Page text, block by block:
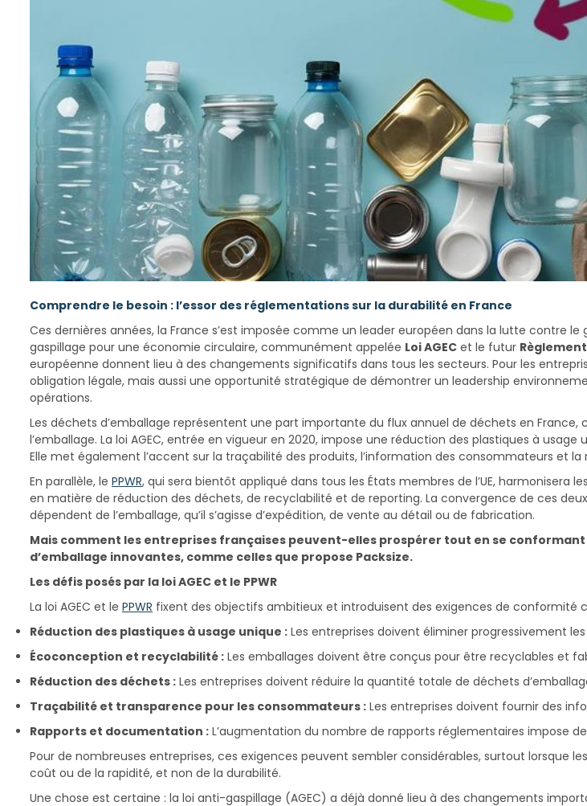
Comprendre le besoin : l’essor des réglementations sur la durabilité en France
Ces dernières années, la France s’est imposée comme un leader européen dans la lutte contre
gaspillage pour une économie circulaire, communément appelée Loi AGEC et le futur
européenne donnent lieu à des changements significatifs dans tous les secteurs. Pour les
obligation légale, mais aussi une opportunité stratégique de démontrer un leadership
opérations.
Les déchets d’emballage représentent une part importante du flux annuel de déchets en France,
l’emballage. La loi AGEC, entrée en vigueur en 2020, impose une réduction des plastiques à
Elle met également l’accent sur la traçabilité des produits, l’information des consommateurs et
En parallèle, le PPWR, qui sera bientôt appliqué dans tous les États membres de l’UE,
en matière de réduction des déchets, de recyclabilité et de reporting. La convergence de ces
dépendent de l’emballage, qu’il s’agisse d’expédition, de vente au détail ou de fabrication.
Mais comment les entreprises françaises peuvent-elles prospérer tout en se conformant
d’emballage innovantes, comme celles que propose Packsize.
Les défis posés par la loi AGEC et le PPWR
La loi AGEC et le PPWR fixent des objectifs ambitieux et introduisent des exigences de conformité
Réduction des plastiques à usage unique : Les entreprises doivent éliminer progressivement
Écoconception et recyclabilité : Les emballages doivent être conçus pour être recyclables et
Réduction des déchets : Les entreprises doivent réduire la quantité totale de déchets
Traçabilité et transparence pour les consommateurs : Les entreprises doivent fournir des
Rapports et documentation : L’augmentation du nombre de rapports réglementaires impose
Pour de nombreuses entreprises, ces exigences peuvent sembler considérables, surtout lorsque
coût ou de la rapidité, et non de la durabilité.
Une chose est certaine : la loi anti-gaspillage (AGEC) a déjà donné lieu à des changements